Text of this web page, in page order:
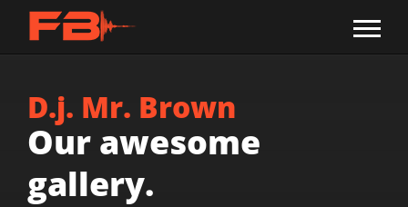
D.j. Mr. Brown
Our awesome
gallery.